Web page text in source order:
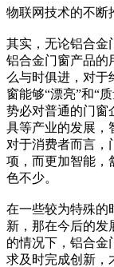
物联网技术的不断
其实，无论铝合金
铝合金门窗产品的
么与时俱进，对于
窗能够“漂亮”和“
势必对普通的门窗
具等产业的发展，
对于消费者而言，
项，而更加智能，
色不少。
在一些较为特殊的
新，那在今后的发
的情况下，铝合金
求及时完成创新，